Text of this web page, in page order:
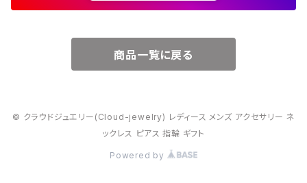
商品一覧に戻る
© クラウドジュエリー(Cloud-jewelry) レディース メンズ アクセサリー ネ
ックレス ピアス 指輪 ギフト
Powered by